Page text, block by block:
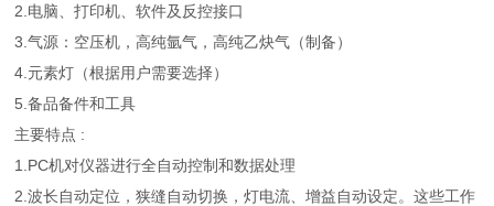
2.电脑、打印机、软件及反控接口
3.气源：空压机，高纯氩气，高纯乙炔气（制备）
4.元素灯（根据用户需要选择）
5.备品备件和工具
主要特点 :
1.PC机对仪器进行全自动控制和数据处理
2.波长自动定位，狭缝自动切换，灯电流、增益自动设定。这些工作